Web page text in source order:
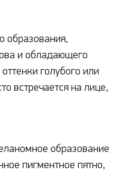
образования,
и обладающего
голубого или
встречается на лице,
образование
пигментное пятно,